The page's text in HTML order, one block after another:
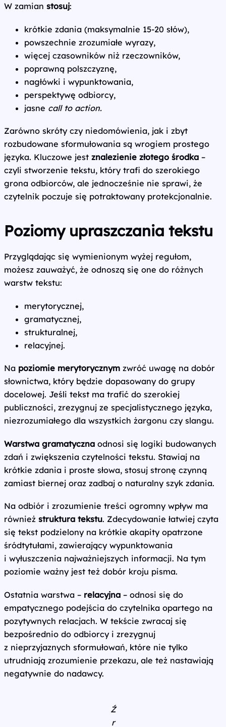
W zamian stosuj:
krótkie zdania (maksymalnie 15-20 słów),
powszechnie zrozumiałe wyrazy,
więcej czasowników niż rzeczowników,
poprawną polszczyznę,
nagłówki i wypunktowania,
perspektywę odbiorcy,
jasne call to action.
Zarówno skróty czy niedomówienia, jak i zbyt
rozbudowane sformułowania są wrogiem prostego
języka. Kluczowe jest znalezienie złotego środka –
czyli stworzenie tekstu, który trafi do szerokiego
grona odbiorców, ale jednocześnie nie sprawi, że
czytelnik poczuje się potraktowany protekcjonalnie.
Poziomy upraszczania tekstu
Przyglądając się wymienionym wyżej regułom,
możesz zauważyć, że odnoszą się one do różnych
warstw tekstu:
merytorycznej,
gramatycznej,
strukturalnej,
relacyjnej.
Na poziomie merytorycznym zwróć uwagę na dobór
słownictwa, który będzie dopasowany do grupy
docelowej. Jeśli tekst ma trafić do szerokiej
publiczności, zrezygnuj ze specjalistycznego języka,
niezrozumiałego dla wszystkich żargonu czy slangu.
Warstwa gramatyczna odnosi się logiki budowanych
zdań i zwiększenia czytelności tekstu. Stawiaj na
krótkie zdania i proste słowa, stosuj stronę czynną
zamiast biernej oraz zadbaj o naturalny szyk zdania.
Na odbiór i zrozumienie treści ogromny wpływ ma
również struktura tekstu. Zdecydowanie łatwiej czyta
się tekst podzielony na krótkie akapity opatrzone
śródtytułami, zawierający wypunktowania
i wyłuszczenia najważniejszych informacji. Na tym
poziomie ważny jest też dobór kroju pisma.
Ostatnia warstwa – relacyjna – odnosi się do
empatycznego podejścia do czytelnika opartego na
pozytywnych relacjach. W tekście zwracaj się
bezpośrednio do odbiorcy i zrezygnuj
z nieprzyjaznych sformułowań, które nie tylko
utrudniają zrozumienie przekazu, ale też nastawiają
negatywnie do nadawcy.
Ź
r